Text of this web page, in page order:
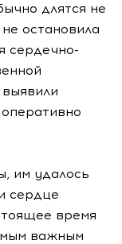
длятся не
остановила
сердечно-
им удалось
сердце
время
важным